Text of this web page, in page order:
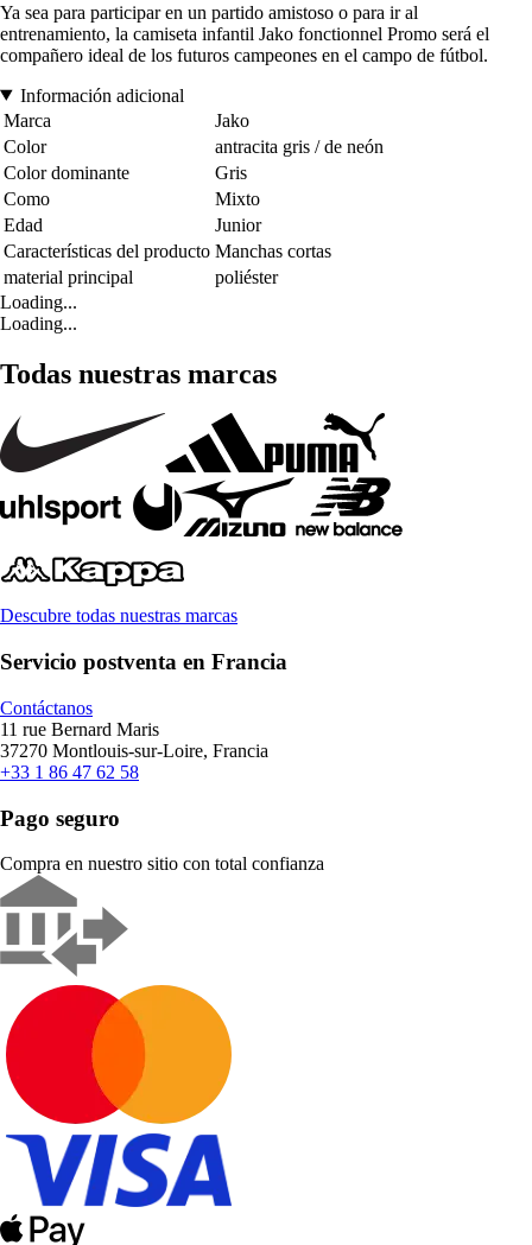
Ya sea para participar en un partido amistoso o para ir al
entrenamiento, la camiseta infantil Jako fonctionnel Promo será el
compañero ideal de los futuros campeones en el campo de fútbol.
Información adicional
Marca
Jako
Color
antracita gris / de neón
Color dominante
Gris
Como
Mixto
Edad
Junior
Características del producto Manchas cortas
material principal
poliéster
Loading...
Loading...
Todas nuestras marcas
Descubre todas nuestras marcas
Servicio postventa en Francia
Contáctanos
11 rue Bernard Maris
37270 Montlouis-sur-Loire, Francia
+33 1 86 47 62 58
Pago seguro
Compra en nuestro sitio con total confianza